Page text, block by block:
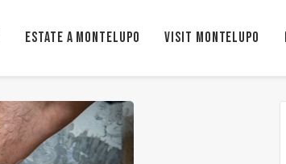
ESTATE A MONTELUPO VISIT MONTELUPO